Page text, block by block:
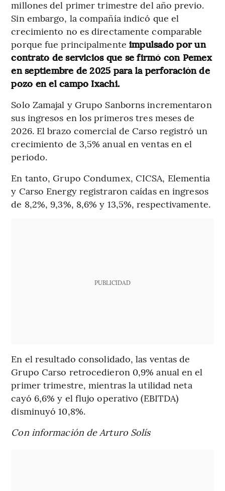
millones del primer trimestre del año previo.
Sin embargo, la compañía indicó que el
crecimiento no es directamente comparable
porque fue principalmente impulsado por un
contrato de servicios que se firmó con Pemex
en septiembre de 2025 para la perforación de
pozo en el campo Ixachi.
Solo Zamajal y Grupo Sanborns incrementaron
sus ingresos en los primeros tres meses de
2026. El brazo comercial de Carso registró un
crecimiento de 3,5% anual en ventas en el
periodo.
En tanto, Grupo Condumex, CICSA, Elementia
y Carso Energy registraron caídas en ingresos
de 8,2%, 9,3%, 8,6% y 13,5%, respectivamente.
PUBLICIDAD
En el resultado consolidado, las ventas de
Grupo Carso retrocedieron 0,9% anual en el
primer trimestre, mientras la utilidad neta
cayó 6,6% y el flujo operativo (EBITDA)
disminuyó 10,8%.
Con información de Arturo Solís